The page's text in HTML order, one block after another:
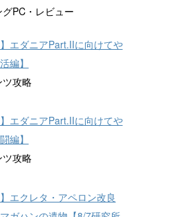
PC・レビュー
】エダニアPart.IIに向けてや
編】
攻略
】エダニアPart.IIに向けてや
編】
攻略
】エクレタ・アペロン改良